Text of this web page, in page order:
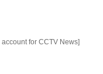
account for CCTV News]